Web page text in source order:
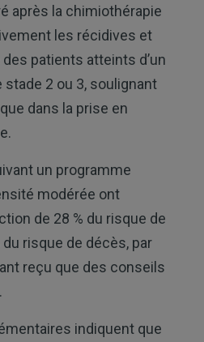
après la chimiothérapie
les récidives et
patients atteints d’un
2 ou 3, soulignant
dans la prise en
un programme
modérée ont
de 28 % du risque de
risque de décès, par
reçu que des conseils
indiquent que